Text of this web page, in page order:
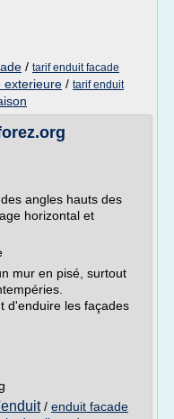
/ tarif enduit facade
exterieure / tarif enduit
angles hauts des
horizontal et
mur en pisé, surtout
d'enduire les façades
/ enduit facade